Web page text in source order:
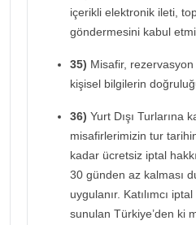
içerikli elektronik ileti,
göndermesini kabul
35) Misafir,
kişisel bilgilerin
36) Yurt Dışı Turlarına
misafirlerimizin tur
kadar ücretsiz iptal
30 günden az kalması
uygulanır. Katılımcı
sunulan Türkiye’den ki